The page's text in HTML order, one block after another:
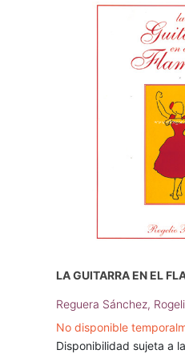
LA GUITARRA EN EL
Reguera Sánchez,
No disponible
Disponibilidad sujeta a